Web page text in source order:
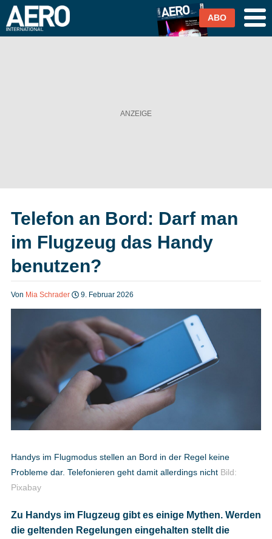
Magazin & Abo
Digitale Ausgabe
Podcast
Impressum
Datenschutz
ABO
Telefon an Bord: Darf man
im Flugzeug das Handy
benutzen?
Von Mia Schrader 9. Februar 2026
Handys im Flugmodus stellen an Bord in der Regel keine
Probleme dar. Telefonieren geht damit allerdings nichtBild:
Pixabay
Zu Handys im Flugzeug gibt es einige Mythen. Werden
die geltenden Regelungen eingehalten stellt die